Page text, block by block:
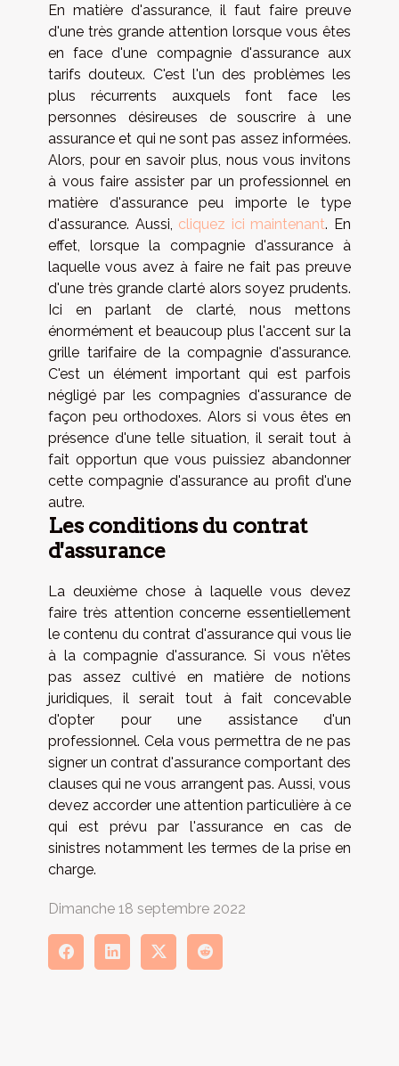
En matière d'assurance, il faut faire preuve
d'une très grande attention lorsque vous êtes
en face d'une compagnie d'assurance aux
tarifs douteux. C'est l'un des problèmes les
plus récurrents auxquels font face les
personnes désireuses de souscrire à une
assurance et qui ne sont pas assez informées.
Alors, pour en savoir plus, nous vous invitons
à vous faire assister par un professionnel en
matière d'assurance peu importe le type
d'assurance. Aussi, cliquez ici maintenant. En
effet, lorsque la compagnie d'assurance à
laquelle vous avez à faire ne fait pas preuve
d'une très grande clarté alors soyez prudents.
Ici en parlant de clarté, nous mettons
énormément et beaucoup plus l'accent sur la
grille tarifaire de la compagnie d'assurance.
C'est un élément important qui est parfois
négligé par les compagnies d'assurance de
façon peu orthodoxes. Alors si vous êtes en
présence d'une telle situation, il serait tout à
fait opportun que vous puissiez abandonner
cette compagnie d'assurance au profit d'une
autre.
Les conditions du contrat
d'assurance
La deuxième chose à laquelle vous devez
faire très attention concerne essentiellement
le contenu du contrat d'assurance qui vous lie
à la compagnie d'assurance. Si vous n'êtes
pas assez cultivé en matière de notions
juridiques, il serait tout à fait concevable
d'opter pour une assistance d'un
professionnel. Cela vous permettra de ne pas
signer un contrat d'assurance comportant des
clauses qui ne vous arrangent pas. Aussi, vous
devez accorder une attention particulière à ce
qui est prévu par l'assurance en cas de
sinistres notamment les termes de la prise en
charge.
Dimanche 18 septembre 2022